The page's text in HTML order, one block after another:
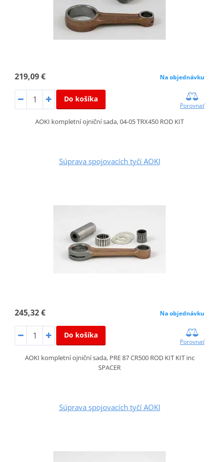
219,09 € Na objednávku
Do košíka
Porovnať
AOKI kompletní ojniční sada, 04-05 TRX450 ROD KIT
Súprava spojovacích tyčí AOKI
245,32 € Na objednávku
Do košíka
Porovnať
AOKI kompletní ojniční sada, PRE 87 CR500 ROD KIT KIT inc
SPACER
Súprava spojovacích tyčí AOKI